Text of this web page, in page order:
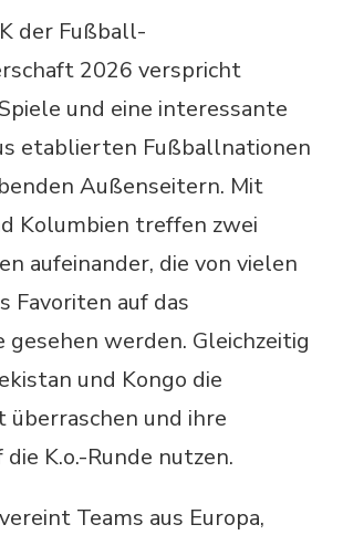
der Fußball-
2026 verspricht
und eine interessante
etablierten Fußballnationen
Außenseitern. Mit
Kolumbien treffen zwei
aufeinander, die von vielen
Favoriten auf das
werden. Gleichzeitig
und Kongo die
und ihre
die K.o.-Runde nutzen.
Teams aus Europa,